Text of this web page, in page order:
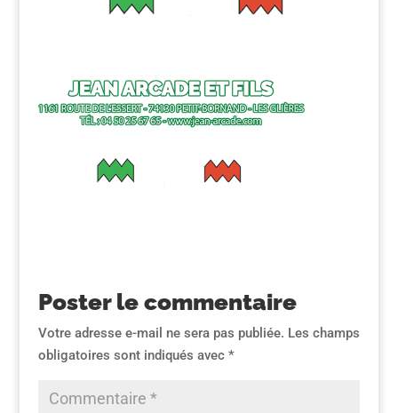
Poster le commentaire
Votre adresse e-mail ne sera pas publiée. Les champs
obligatoires sont indiqués avec *